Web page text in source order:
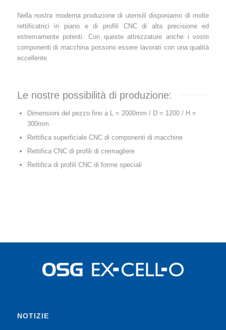
Nella nostra moderna produzione di utensili disponiamo di molte
rettificatrici in piano e di profili CNC di alta precisione ed
estremamente potenti. Con queste attrezzature anche i vostri
componenti di macchina possono essere lavorati con una qualità
eccellente.
Le nostre possibilità di produzione:
Dimensioni del pezzo fino a L = 2000mm / D = 1200 / H =
300mm
Rettifica superficiale CNC di componenti di macchine
Rettifica CNC di profili di cremagliere
Rettifica di profili CNC di forme speciali
NOTIZIE